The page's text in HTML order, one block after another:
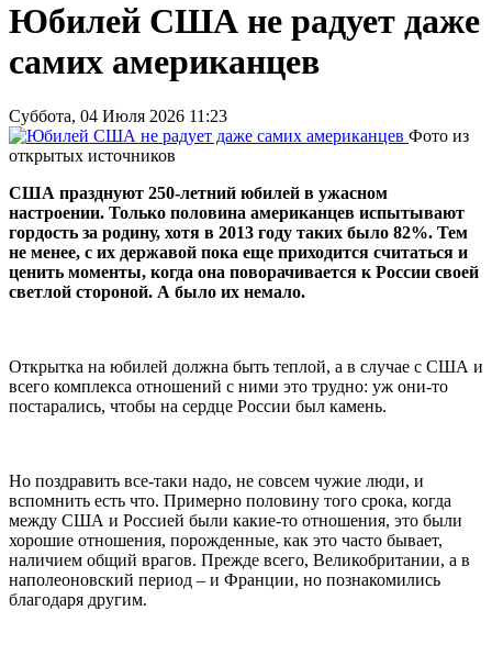
Юбилей США не радует даже
самих американцев
Суббота, 04 Июля 2026 11:23
Фото из
открытых источников
США празднуют 250-летний юбилей в ужасном
настроении. Только половина американцев испытывают
гордость за родину, хотя в 2013 году таких было 82%. Тем
не менее, с их державой пока еще приходится считаться и
ценить моменты, когда она поворачивается к России своей
светлой стороной. А было их немало.
Открытка на юбилей должна быть теплой, а в случае с США и
всего комплекса отношений с ними это трудно: уж они-то
постарались, чтобы на сердце России был камень.
Но поздравить все-таки надо, не совсем чужие люди, и
вспомнить есть что. Примерно половину того срока, когда
между США и Россией были какие-то отношения, это были
хорошие отношения, порожденные, как это часто бывает,
наличием общий врагов. Прежде всего, Великобритании, а в
наполеоновский период – и Франции, но познакомились
благодаря другим.